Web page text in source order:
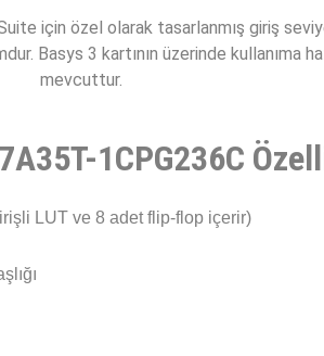
için özel olarak tasarlanmış giriş
Basys 3 kartının üzerinde kullanıma
mevcuttur.
1CPG236C
LUT ve 8 adet flip-flop içerir)